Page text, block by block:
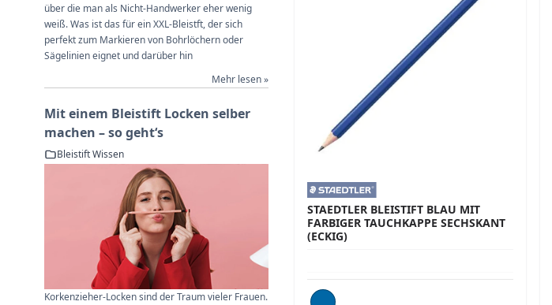
STAEDTLER BLEISTIFT BLAU MIT
FARBIGER TAUCHKAPPE SECHSKANT
(ECKIG)
über die man als Nicht-Handwerker eher wenig
weiß. Was ist das für ein XXL-Bleistft, der sich
perfekt zum Markieren von Bohrlöchern oder
Sägelinien eignet und darüber hin
Mehr lesen »
Mit einem Bleistift Locken selber
machen – so geht‘s
Bleistift Wissen
Korkenzieher-Locken sind der Traum vieler Frauen.